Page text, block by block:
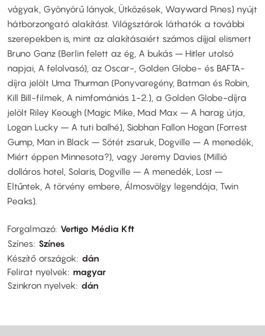
vágyak, Gyönyörű lányok, Ütközések, Wayward Pines) nyújt
hátborzongató alakítást. Világsztárok láthatók a további
szerepekben is, mint az alakításaiért számos díjjal elismert
Bruno Ganz (Berlin felett az ég, A bukás – Hitler utolsó
napjai, A felolvasó), az Oscar-, Golden Globe- és BAFTA-
díjra jelölt Uma Thurman (Ponyvaregény, Batman és Robin,
Kill Bill-filmek, A nimfomániás 1-2.), a Golden Globe-díjra
jelölt Riley Keough (Magic Mike, Mad Max – A harag útja,
Logan Lucky – A tuti balhé), Siobhan Fallon Hogan (Forrest
Gump, Man in Black – Sötét zsaruk, Dogville – A menedék,
Miért éppen Minnesota?), vagy Jeremy Davies (Millió
dolláros hotel, Solaris, Dogville – A menedék, Lost –
Eltűntek, A törvény embere, Álmosvölgy legendája, Twin
Peaks).
Forgalmazó Vertigo Média Kft
Színes Színes
Készítő országok
dán
Felirat nyelvek
magyar
Szinkron nyelvek
dán